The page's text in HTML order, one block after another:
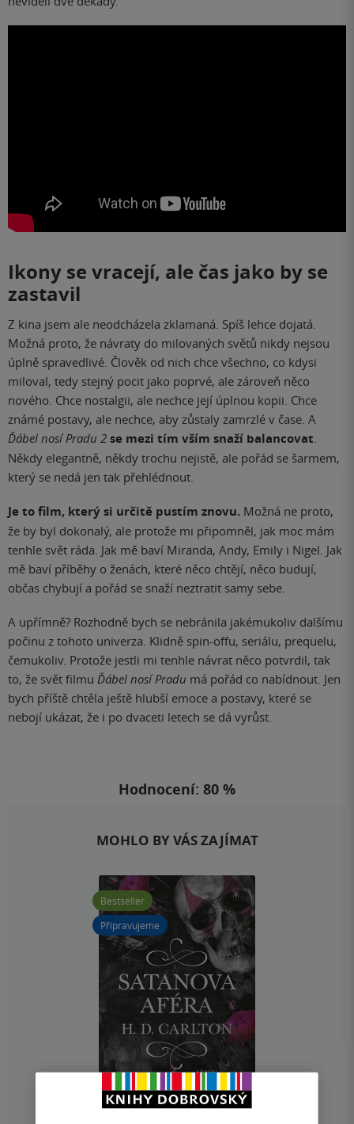
Ikony se vracejí, ale čas jako by se
zastavil
Z kina jsem ale neodcházela zklamaná. Spíš lehce dojatá.
Možná proto, že návraty do milovaných světů nikdy nejsou
úplně spravedlivé. Člověk od nich chce všechno, co kdysi
miloval, tedy stejný pocit jako poprvé, ale zároveň něco
nového. Chce nostalgii, ale nechce její úplnou kopii. Chce
známé postavy, ale nechce, aby zůstaly zamrzlé v čase. A
Ďábel nosí Pradu 2 se mezi tím vším snaží balancovat.
Někdy elegantně, někdy trochu nejistě, ale pořád se šarmem,
který se nedá jen tak přehlédnout.
Je to film, který si určitě pustím znovu. Možná ne proto,
že by byl dokonalý, ale protože mi připomněl, jak moc mám
tenhle svět ráda. Jak mě baví Miranda, Andy, Emily i Nigel. Jak
mě baví příběhy o ženách, které něco chtějí, něco budují,
občas chybují a pořád se snaží neztratit samy sebe.
A upřímně? Rozhodně bych se nebránila jakémukoliv dalšímu
počinu z tohoto univerza. Klidně spin-offu, seriálu, prequelu,
čemukoliv. Protože jestli mi tenhle návrat něco potvrdil, tak
to, že svět filmu Ďábel nosí Pradu má pořád co nabídnout. Jen
bych příště chtěla ještě hlubší emoce a postavy, které se
nebojí ukázat, že i po dvaceti letech se dá vyrůst.
Hodnocení: 80 %
MOHLO BY VÁS ZAJÍMAT
Bestseller
Připravujeme